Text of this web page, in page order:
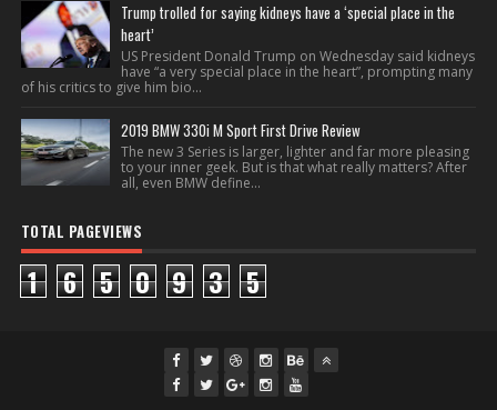
Trump trolled for saying kidneys have a ‘special place in the
heart’
US President Donald Trump on Wednesday said kidneys
have “a very special place in the heart”, prompting many
of his critics to give him bio...
2019 BMW 330i M Sport First Drive Review
The new 3 Series is larger, lighter and far more pleasing
to your inner geek. But is that what really matters? After
all, even BMW define...
TOTAL PAGEVIEWS
1 6 5 0 9 3 5